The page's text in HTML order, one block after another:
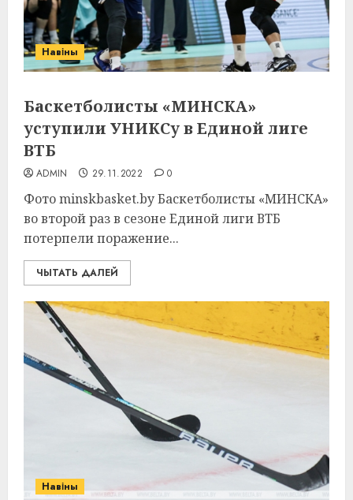
Навіны
Баскетболисты «МИНСКА»
уступили УНИКСу в Единой лиге
ВТБ
ADMIN 29.11.2022 0
Фото minskbasket.by Баскетболисты «МИНСКА»
во второй раз в сезоне Единой лиги ВТБ
потерпели поражение...
ЧЫТАТЬ ДАЛЕЙ
Навіны